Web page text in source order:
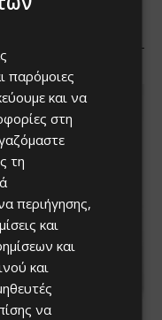
παρόμοιες
και να
στη
τη
περιήγησης,
και
και
και
να